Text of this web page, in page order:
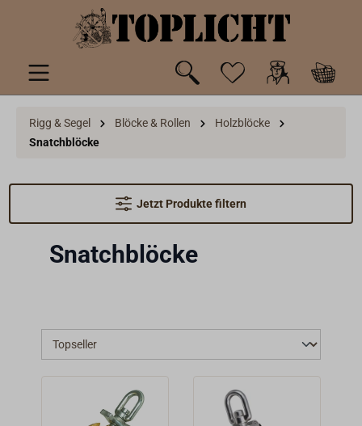
springen
Rigg & Segel Blöcke & Rollen
Holzblöcke
Snatchblöcke
Jetzt Produkte filtern
Snatchblöcke